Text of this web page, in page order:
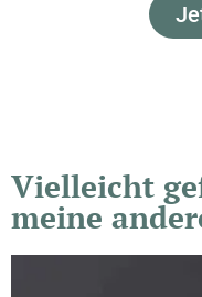
Vielleicht
meine